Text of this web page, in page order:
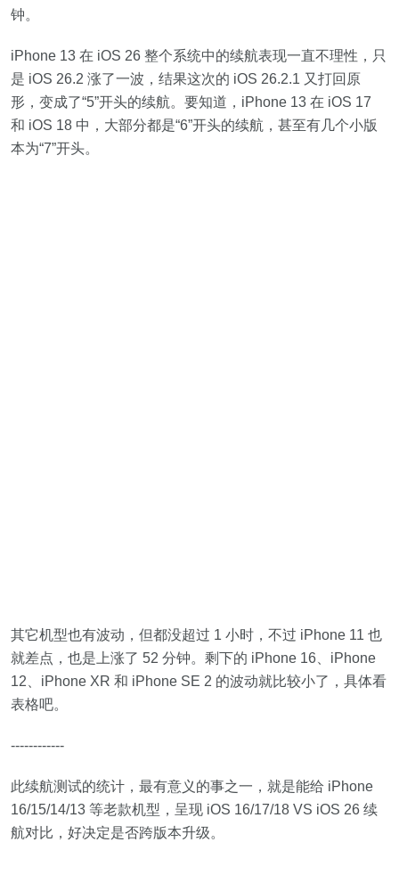
钟。
iPhone 13 在 iOS 26 整个系统中的续航表现一直不理性，只
是 iOS 26.2 涨了一波，结果这次的 iOS 26.2.1 又打回原
形，变成了“5”开头的续航。要知道，iPhone 13 在 iOS 17
和 iOS 18 中，大部分都是“6”开头的续航，甚至有几个小版
本为“7”开头。
其它机型也有波动，但都没超过 1 小时，不过 iPhone 11 也
就差点，也是上涨了 52 分钟。剩下的 iPhone 16、iPhone
12、iPhone XR 和 iPhone SE 2 的波动就比较小了，具体看
表格吧。
------------
此续航测试的统计，最有意义的事之一，就是能给 iPhone
16/15/14/13 等老款机型，呈现 iOS 16/17/18 VS iOS 26 续
航对比，好决定是否跨版本升级。